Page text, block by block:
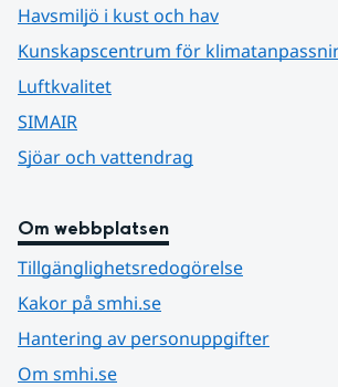
Havsmiljö i kust och hav
Kunskapscentrum för
Luftkvalitet
SIMAIR
Sjöar och vattendrag
Om webbplatsen
Tillgänglighetsredogörelse
Kakor på smhi.se
Hantering av personuppgifter
Om smhi.se